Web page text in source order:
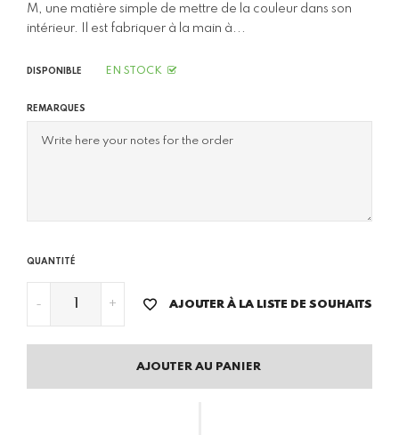
M, une matière simple de mettre de la couleur dans son
intérieur. Il est fabriquer à la main à...
DISPONIBLE EN STOCK
REMARQUES
QUANTITÉ
- + AJOUTER À LA LISTE DE SOUHAITS
AJOUTER AU PANIER